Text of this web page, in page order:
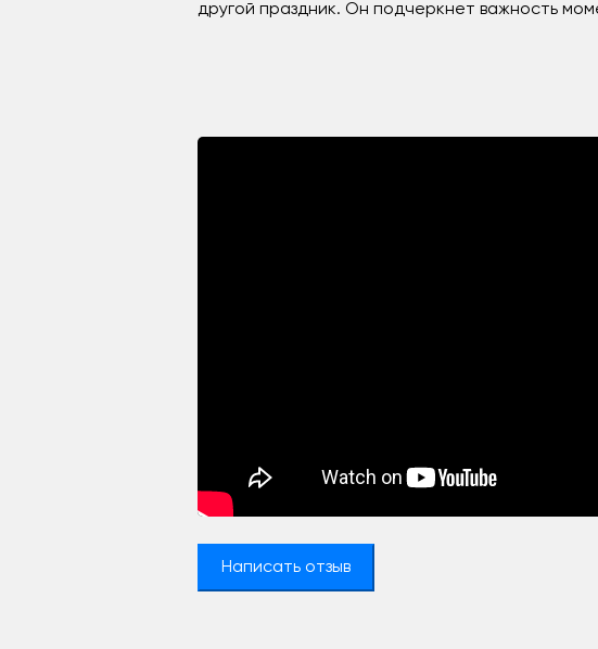
другой праздник. Он подчеркнет важность
Написать отзыв